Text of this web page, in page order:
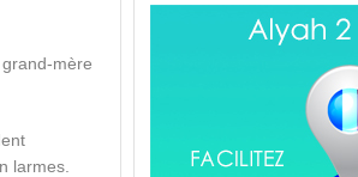
grand-mère
larmes.